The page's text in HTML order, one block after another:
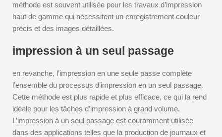
méthode est souvent utilisée pour les travaux d’impression
haut de gamme qui nécessitent un enregistrement couleur
précis et des images détaillées.
impression à un seul passage
en revanche, l’impression en une seule passe complète
l’ensemble du processus d’impression en un seul passage.
Cette méthode est plus rapide et plus efficace, ce qui la rend
idéale pour les tâches d’impression à grand volume.
L’impression à un seul passage est couramment utilisée
dans des applications telles que la production de journaux et